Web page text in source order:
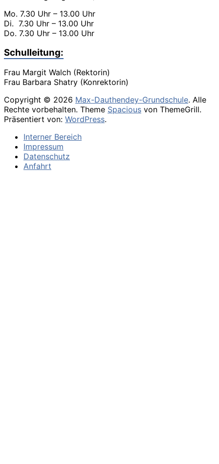
Mo. 7.30 Uhr – 13.00 Uhr
Di. 7.30 Uhr – 13.00 Uhr
Do. 7.30 Uhr – 13.00 Uhr
Schulleitung:
Frau Margit Walch (Rektorin)
Frau Barbara Shatry (Konrektorin)
Copyright © 2026 Max-Dauthendey-Grundschule. Alle
Rechte vorbehalten. Theme Spacious von ThemeGrill.
Präsentiert von: WordPress.
Interner Bereich
Impressum
Datenschutz
Anfahrt